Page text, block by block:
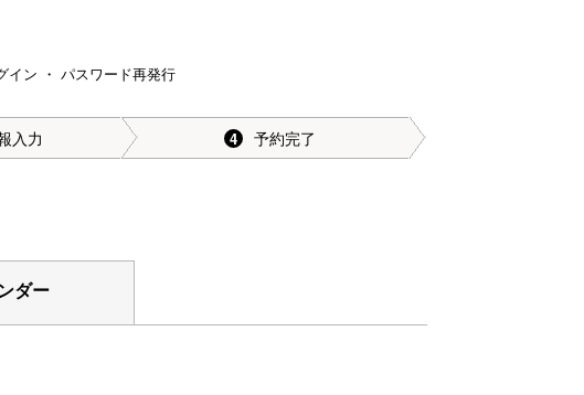
イン ・ パスワード再発行
入力 4 予約完了
ダー